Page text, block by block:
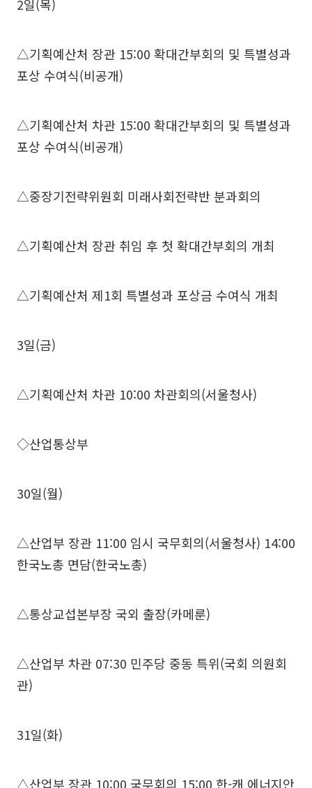
2일(목)
△기획예산처 장관 15:00 확대간부회의 및 특별성과
포상 수여식(비공개)
△기획예산처 차관 15:00 확대간부회의 및 특별성과
포상 수여식(비공개)
△중장기전략위원회 미래사회전략반 분과회의
△기획예산처 장관 취임 후 첫 확대간부회의 개최
△기획예산처 제1회 특별성과 포상금 수여식 개최
3일(금)
△기획예산처 차관 10:00 차관회의(서울청사)
◇산업통상부
30일(월)
△산업부 장관 11:00 임시 국무회의(서울청사) 14:00
한국노총 면담(한국노총)
△통상교섭본부장 국외 출장(카메룬)
△산업부 차관 07:30 민주당 중동 특위(국회 의원회
관)
31일(화)
△산업부 장관 10:00 국무회의 15:00 한-캐 에너지안